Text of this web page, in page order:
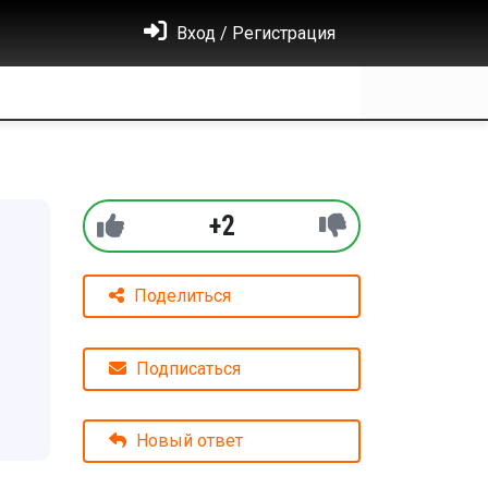
Вход / Регистрация
+2
Поделиться
Подписаться
Новый ответ